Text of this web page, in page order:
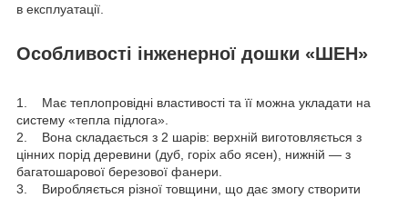
в експлуатації.
Особливості інженерної дошки «ШЕН»
1. Має теплопровідні властивості та її можна укладати на
систему «тепла підлога».
2. Вона складається з 2 шарів: верхній виготовляється з
цінних порід деревини (дуб, горіх або ясен), нижній — з
багатошарової березової фанери.
3. Виробляється різної товщини, що дає змогу створити